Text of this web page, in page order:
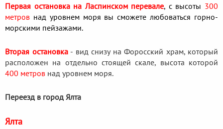
Первая остановка на Ласпинском перевале, свысоты 300
метров над уровнем моря вы сможете любоваться горно-
морскими пейзажами.
Вторая остановка- вид снизу на Форосский храм, который
расположен на отдельно стоящей скале, высота которой
400 метров над уровнем моря.
Переезд в город Ялта
Ялта